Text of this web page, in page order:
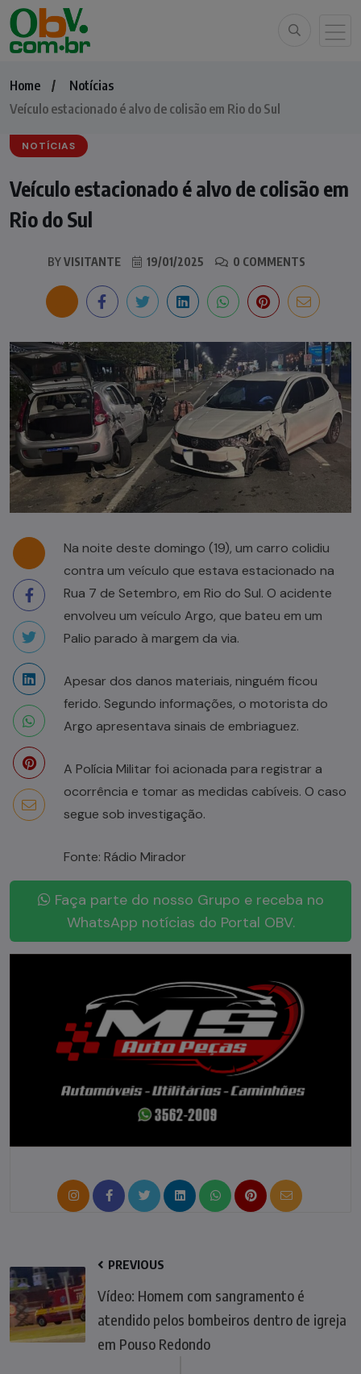
Home
Notícias
Veículo estacionado é alvo de colisão em Rio do Sul
NOTÍCIAS
Veículo estacionado é alvo de colisão em
Rio do Sul
BYVISITANTE 19/01/2025 0 COMMENTS
Na noite deste domingo (19), um carro colidiu
contra um veículo que estava estacionado na
Rua 7 de Setembro, em Rio do Sul. O acidente
envolveu um veículo Argo, que bateu em um
Palio parado à margem da via.
Apesar dos danos materiais, ninguém ficou
ferido. Segundo informações, o motorista do
Argo apresentava sinais de embriaguez.
A Polícia Militar foi acionada para registrar a
ocorrência e tomar as medidas cabíveis. O caso
segue sob investigação.
Fonte: Rádio Mirador
Faça parte do nosso Grupo e receba no
WhatsApp notícias do Portal OBV.
PREVIOUS
Vídeo: Homem com sangramento é
atendido pelos bombeiros dentro de igreja
em Pouso Redondo